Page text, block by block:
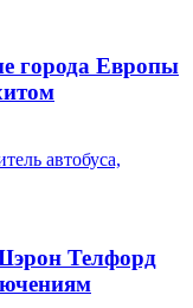
города Европы
Телфорд